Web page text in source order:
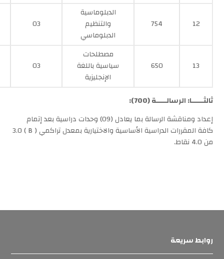
12
754
الدبلوماسية
والتنظيم
الدبلوماسي
03
13
650
مصطلحات
سياسية باللغة
الإنجليزية
03
ثالثــــــا: الرسالـــــة (700
):
إعداد ومناقشة الرسالة بما يعادل (09) وحدات دراسية بعد إتمام
كافة المقررات الدراسية الأساسية والاختيارية بمعدل تراكمي ( B ) 3.0
من 4.0 نقاط.
روابط سريعة